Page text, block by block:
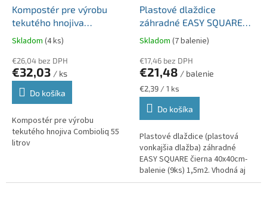
Kompostér pre výrobu
tekutého hnojiva
Combioliq 55 litrov
Skladom (4 ks)
€26,04 bez DPH
€32,03 / ks
Do košíka
Kompostér pre výrobu
tekutého hnojiva Combioliq 55
litrov
Plastové dlaždice
záhradné EASY SQUARE
čierna 40x40cm-balenie
(9ks) 1,5m2
Skladom (7 balenie)
€17,46 bez DPH
€21,48 / balenie
Jednotková
cena:
€2,39 / 1 ks
Do košíka
Plastové dlaždice (plastová
vonkajšia dlažba) záhradné
EASY SQUARE čierna 40x40cm-
balenie (9ks) 1,5m2. Vhodná aj
pod kompostér. Cena je za